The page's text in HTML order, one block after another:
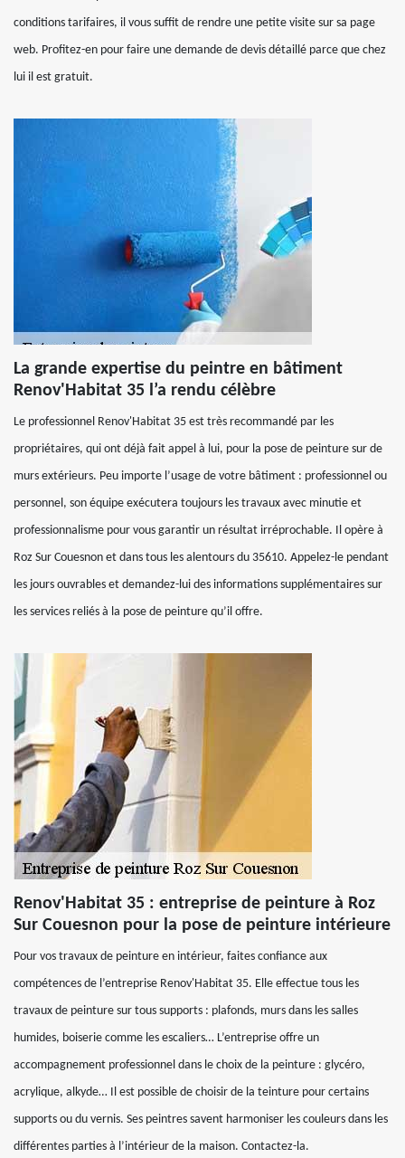
conditions tarifaires, il vous suffit de rendre une petite visite sur sa page
web. Profitez-en pour faire une demande de devis détaillé parce que chez
lui il est gratuit.
La grande expertise du peintre en bâtiment
Renov'Habitat 35 l’a rendu célèbre
Le professionnel Renov'Habitat 35 est très recommandé par les
propriétaires, qui ont déjà fait appel à lui, pour la pose de peinture sur de
murs extérieurs. Peu importe l’usage de votre bâtiment : professionnel ou
personnel, son équipe exécutera toujours les travaux avec minutie et
professionnalisme pour vous garantir un résultat irréprochable. Il opère à
Roz Sur Couesnon et dans tous les alentours du 35610. Appelez-le pendant
les jours ouvrables et demandez-lui des informations supplémentaires sur
les services reliés à la pose de peinture qu’il offre.
Renov'Habitat 35 : entreprise de peinture à Roz
Sur Couesnon pour la pose de peinture intérieure
Pour vos travaux de peinture en intérieur, faites confiance aux
compétences de l’entreprise Renov'Habitat 35. Elle effectue tous les
travaux de peinture sur tous supports : plafonds, murs dans les salles
humides, boiserie comme les escaliers… L’entreprise offre un
accompagnement professionnel dans le choix de la peinture : glycéro,
acrylique, alkyde… Il est possible de choisir de la teinture pour certains
supports ou du vernis. Ses peintres savent harmoniser les couleurs dans les
différentes parties à l’intérieur de la maison. Contactez-la.